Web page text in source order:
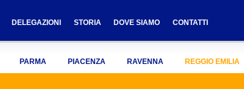
DELEGAZIONI STORIA DOVE SIAMO CONTATTI
PARMA PIACENZA RAVENNA REGGIO EMILIA